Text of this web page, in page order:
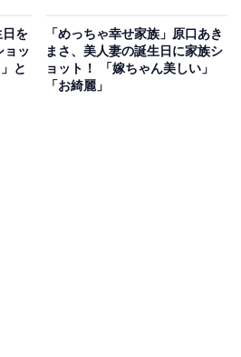
を
ョッ
と
「めっちゃ幸せ家族」原口あき
まさ、美人妻の誕生日に家族シ
ョット！ 「嫁ちゃん美しい」
「お綺麗」